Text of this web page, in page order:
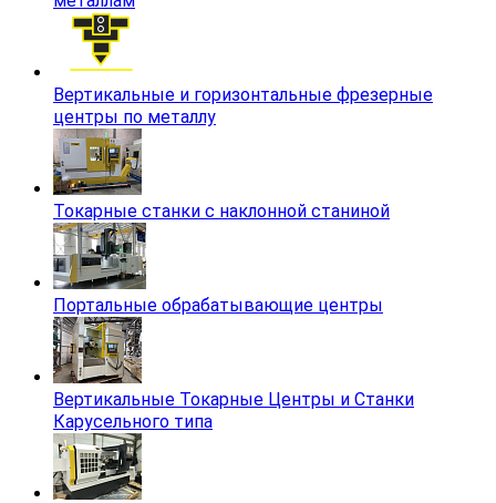
Вертикальные и горизонтальные фрезерные
центры по металлу
Токарные станки с наклонной станиной
Портальные обрабатывающие центры
Вертикальные Токарные Центры и Станки
Карусельного типа